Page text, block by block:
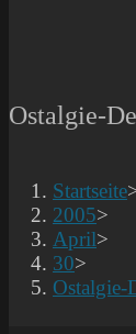
Ostalgie-
Startseite
2005>
April>
30>
Ostalgie-